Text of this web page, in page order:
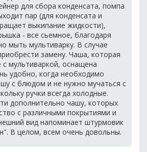
для сбора конденсата, помпа
пар (для конденсата и
выкипание жидкости),
- все сьемное, благодаря
мыть мультиварку. В случае
замену. Чаша, которая
с мультиваркой, оснащена
удобно, когда необходимо
с блюдом и не нужно мучаться с
ручки всегда холодные.
дополнительно чашу, которых
с различными покрытиями и
вид напоминает штурмовик
В целом, всем очень довольны.